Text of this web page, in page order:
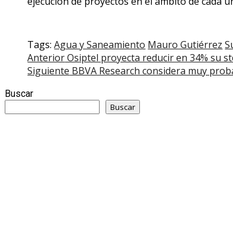
Tags:Agua y Saneamiento Mauro Gutiérrez
Post
navigation
AnteriorOsiptel proyecta reducir en 34% su
Siguiente BBVA Research considera muy
Buscar
Buscar